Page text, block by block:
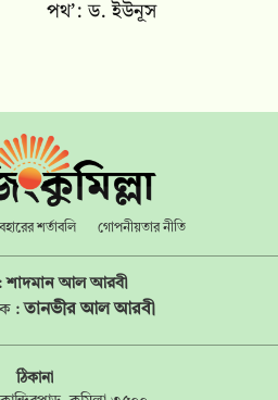
পথ’: ড. ইউনূস
শর্তাবলি গোপনীয়তার নীতি
শাদমান আল আরবী
: তানভীর আল আরবী
ঠিকানা